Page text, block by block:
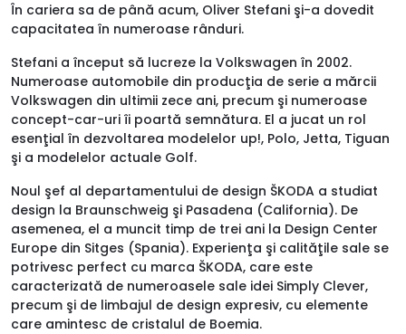
În cariera sa de până acum, Oliver Stefani şi-a dovedit
capacitatea în numeroase rânduri.
Stefani a început să lucreze la Volkswagen în 2002.
Numeroase automobile din producţia de serie a mărcii
Volkswagen din ultimii zece ani, precum şi numeroase
concept-car-uri îi poartă semnătura. El a jucat un rol
esenţial în dezvoltarea modelelor up!, Polo, Jetta, Tiguan
şi a modelelor actuale Golf.
Noul şef al departamentului de design ŠKODA a studiat
design la Braunschweig şi Pasadena (California). De
asemenea, el a muncit timp de trei ani la Design Center
Europe din Sitges (Spania). Experienţa şi calităţile sale se
potrivesc perfect cu marca ŠKODA, care este
caracterizată de numeroasele sale idei Simply Clever,
precum şi de limbajul de design expresiv, cu elemente
care amintesc de cristalul de Boemia.